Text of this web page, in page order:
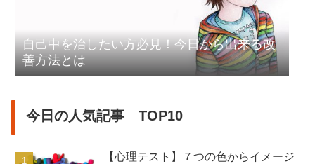
自己中を治したい方必見！今日から出来る改
善方法とは
今日の人気記事 TOP10
【心理テスト】７つの色からイメージ